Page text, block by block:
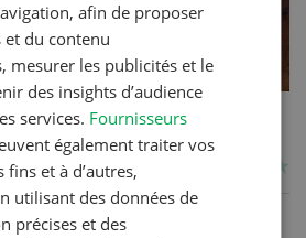
et légumes
afin de proposer
et du contenu
mesurer les publicités et le
des insights d’audience
services. Fournisseurs
également traiter vos
fins et à d’autres,
utilisant des données de
précises et des